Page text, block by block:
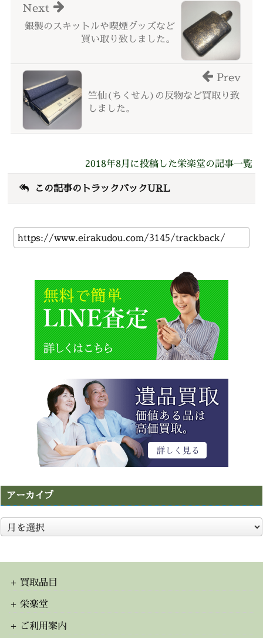
銀製のスキットルや喫煙グッズなど
買い取り致しました。
Next
竺仙(ちくせん)の反物など買取り致
しました。
Prev
2018年8月に投稿した栄楽堂の記事一覧
この記事のトラックバックURL
アーカイブ
ア
ー
イ
買取品目
栄楽堂
ご利用案内